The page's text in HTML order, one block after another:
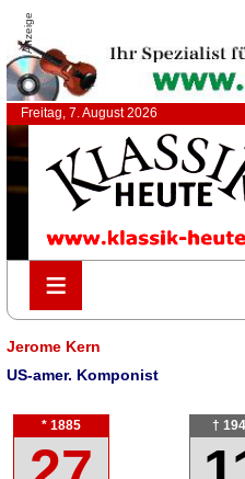
Anzeige
Freitag, 7. August 2026
≡
≡
Jerome Kern
US-amer. Komponist
* 1885 †